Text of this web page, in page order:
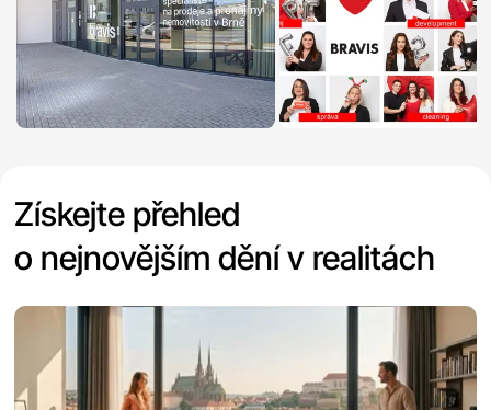
Získejte přehled
o nejnovějším dění v realitách